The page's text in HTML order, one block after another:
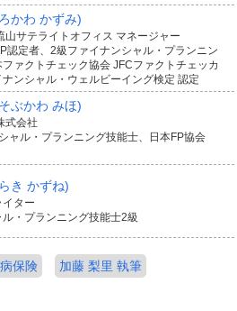
かわ かずみ)
山サテライトオフィス マネージャー
認定者、2級ファイナンシャル・プランニン
ァクトチェック協会 JFCファクトチェッカ
ンシャル・ウェルビーイング検定 認定
ぶかわ みほ)
式会社
ャル・プランニング技能士、日本FP協会
き かずね)
ター
・プランニング技能士2級
保険 加藤 梨里 執筆